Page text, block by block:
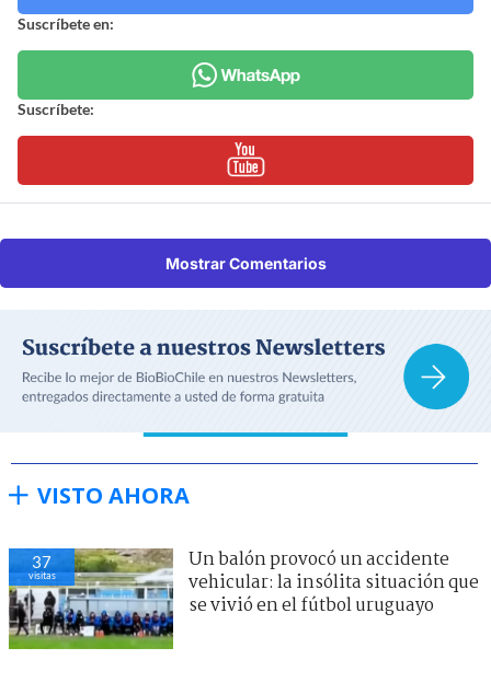
Suscríbete en:
Suscríbete:
Mostrar Comentarios
VISTO AHORA
37
visitas
Un balón provocó un accidente
vehicular: la insólita situación que
se vivió en el fútbol uruguayo